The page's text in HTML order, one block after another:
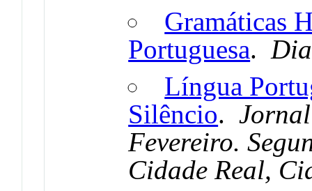
Gramáticas
Portuguesa.
Língua
Silêncio.
Fevereiro.
Cidade Real,